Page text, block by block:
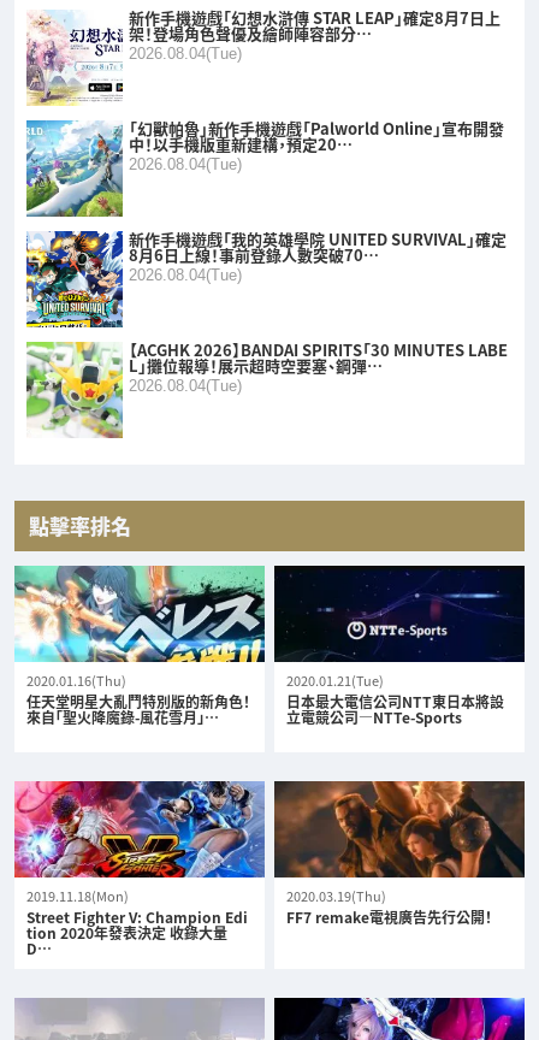
新作手機遊戲「幻想水滸傳 STAR LEAP」確定8月7日上
架！登場角色聲優及繪師陣容部分…
2026.08.04(Tue)
「幻獸帕魯」新作手機遊戲「Palworld Online」宣布開發
中！以手機版重新建構，預定20…
2026.08.04(Tue)
新作手機遊戲「我的英雄學院 UNITED SURVIVAL」確定
8月6日上線！事前登錄人數突破70…
2026.08.04(Tue)
【ACGHK 2026】BANDAI SPIRITS「30 MINUTES LABE
L」攤位報導！展示超時空要塞、鋼彈…
2026.08.04(Tue)
點擊率排名
2020.01.16(Thu)
任天堂明星大亂鬥特別版的新角色！
來自「聖火降魔錄-風花雪月」…
2020.01.21(Tue)
日本最大電信公司NTT東日本將設
立電競公司—NTTe-Sports
2019.11.18(Mon)
Street Fighter V: Champion Edi
tion 2020年發表決定 收錄大量
D…
2020.03.19(Thu)
FF7 remake電視廣告先行公開！